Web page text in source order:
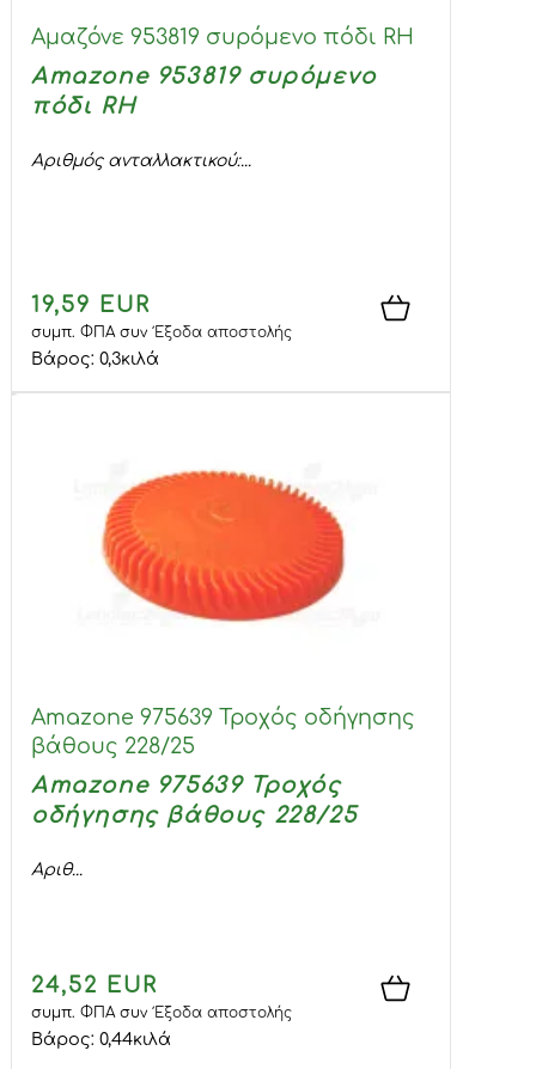
Αμαζόνε 953819 συρόμενο πόδι RH
Amazone 953819 συρόμενο
πόδι RH
Αριθμός ανταλλακτικού:...
19,59 EUR
συμπ. ΦΠΑ συνΈξοδα αποστολής
Βάρος: 0,3κιλά
Amazone 975639 Τροχός οδήγησης
βάθους 228/25
Amazone 975639 Τροχός
οδήγησης βάθους 228/25
Αριθ...
24,52 EUR
συμπ. ΦΠΑ συνΈξοδα αποστολής
Βάρος: 0,44κιλά